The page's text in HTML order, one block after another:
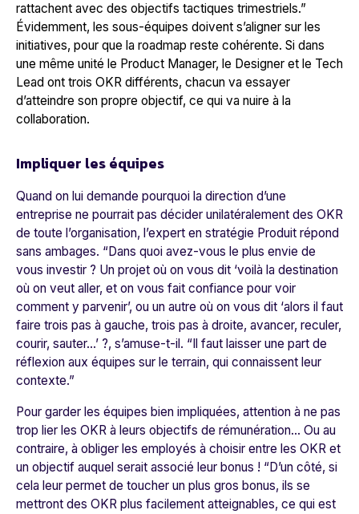
rattachent avec des objectifs tactiques trimestriels.”
Évidemment, les sous-équipes doivent s’aligner sur les
initiatives, pour que la roadmap reste cohérente. Si dans
une même unité le Product Manager, le Designer et le Tech
Lead ont trois OKR différents, chacun va essayer
d’atteindre son propre objectif, ce qui va nuire à la
collaboration.
Impliquer les équipes
Quand on lui demande pourquoi la direction d’une
entreprise ne pourrait pas décider unilatéralement des OKR
de toute l’organisation, l’expert en stratégie Produit répond
sans ambages. “Dans quoi avez-vous le plus envie de
vous investir ? Un projet où on vous dit ‘voilà la destination
où on veut aller, et on vous fait confiance pour voir
comment y parvenir’, ou un autre où on vous dit ‘alors il faut
faire trois pas à gauche, trois pas à droite, avancer, reculer,
courir, sauter…’ ?, s’amuse-t-il. “ Il faut laisser une part de
réflexion aux équipes sur le terrain, qui connaissent leur
contexte.”
Pour garder les équipes bien impliquées, attention à ne pas
trop lier les OKR à leurs objectifs de rémunération… Ou au
contraire, à obliger les employés à choisir entre les OKR et
un objectif auquel serait associé leur bonus ! “D’un côté, si
cela leur permet de toucher un plus gros bonus, ils se
mettront des OKR plus facilement atteignables, ce qui est